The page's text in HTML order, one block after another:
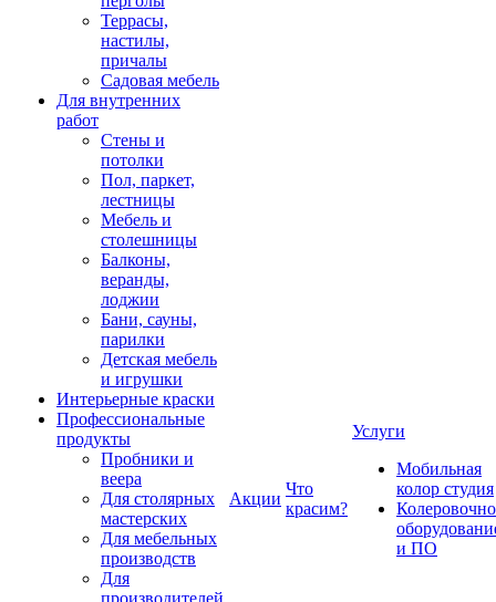
Террасы,
настилы,
причалы
Садовая мебель
Для внутренних
работ
Стены и
потолки
Пол, паркет,
лестницы
Мебель и
столешницы
Балконы,
веранды,
лоджии
Бани, сауны,
парилки
Детская мебель
и игрушки
Интерьерные краски
Профессиональные
продукты
Пробники и
веера
Для столярных
мастерских
Для мебельных
производств
Для
производителей
Акции
Что
красим?
Услуги
Мобильная
колор студия
и ПО